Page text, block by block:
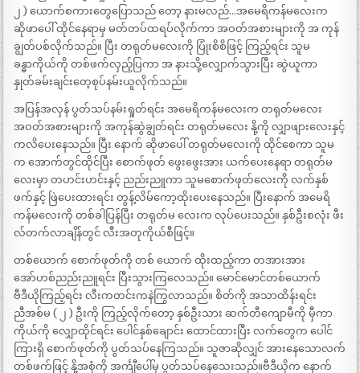
၂ ) ယောက်စကားတွေပြောသည် တော့ နားမလည်…အမေရိကန်မလေးက
ဆိုဖာပေါ် ထိုင်နေရာမှ မတ်တပ်ထရပ်လိုက်ကာ အဝတ်အစားများကို အ ကုန်
ချွတ်ပစ်လိုက်သည်။ ပြီး တရုတ်မလေးကို ပြုံးစိစိဖြင့် ကြည့်ရင်း သူမ
ခန္ဓာကိုယ်ကို တစ်ဖက်လှည့်ပြကာ အ နားသို့လျှောက်သွားပြီး ဆွဲယူကာ
နှုတ်ခမ်းချင်းတေ့စုပ်နမ်းယူလိုက်သည်။
အပြန်အလှန် ပွတ်သပ်နမ်းရှုတ်ရင်း အမေရိကန်မလေးက တရုတ်မလေး
အဝတ်အစားများကို အကုန်ဆွဲချွတ်ရင်း တရုတ်မလေး နို့ကို လျှာဖျားလေးနှင့်
ကလိပေးနေသည်။ ပြီး နောက် ဆိုဖာပေါ် တရုတ်မလေးကို ထိုင်စေကာ သူမ
က အောက်တွင်ထိုင်ပြီး စောက်ဖုတ် ဖွေးဖွေးအား ယက်ပေးနေရာ တရုတ်မ
လေးမှာ တဟင်းဟင်းနှင့် ညည်းညူကာ သူမစောက်ဖုတ်လေးကို လက်နှစ်
ဖက်နှင့် ဖြဲပေးထားရင်း တွန့်လိမ်ကော့ထိုးပေးနေသည်။ ပြီးနောက် အမေရိ
ကန်မလေးကို တစ်ခါပြန်ပြီး တရုတ်မ လေးက လုပ်ပေးသည်။ နှစ်ဦးစလုံး ဖီး
လ်တက်လာချိန်တွင် လီးအတုကိုယ်စီဖြင့်။
တစ်ယောက် စောက်ဖုတ်ကို တစ် ယောက် ထိုးထည့်ကာ တအားအား
အော်ဟစ်ညည်းညူရင်း ပြီးသွားကြလေသည်။ မောင်မောင်တစ်ယောက်
ဗီဒီယိုကြည့်ရင်း လီးကတင်းကနဲကြွလာသည်။ စိတ်ကို အသာထိန်းရင်း
ညီအစ်မ ( ၂ ) ဦးကို ကြည့်လိုက်တော့ နှစ်ဦးသား ဆက်တီကျောမီကို မှီကာ
ကိုယ်ကို လျှောထိုင်ရင်း ပေါင်နှစ်ချောင်း ထောင်ထားပြီး လက်တွေက ပေါင်
ကြားရှိ စောက်ဖုတ်ကို ပွတ်သပ်နေကြသည်။ သူဇာဆိုလျှင် အားနေသောလက်
တစ်ဖက်ဖြင့် နို့အစုံကို အင်္ကျီပေါ်မှ ပွတ်သပ်နေသေးသည်။ဗီဒီယိုက နောက်